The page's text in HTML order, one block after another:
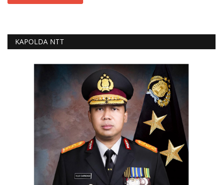
KAPOLDA NTT